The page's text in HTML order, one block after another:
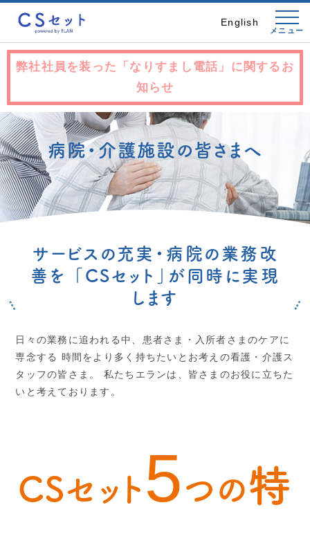
English
メニュー
弊社社員を装った「なりすまし電話」に関するお
知らせ
病院・介護施設の皆さまへ
サービスの充実・病院の業務改
善を
「CSセット」が同時に実現
します
日々の業務に追われる中、患者さま・入所者さまのケアに
専念する 時間をより多く持ちたいとお考えの看護・介護ス
タッフの皆さま。 私たちエランは、皆さまのお役に立ちた
いと考えております。
CSセット 5つの特